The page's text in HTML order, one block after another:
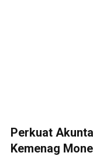
Perkuat
Kemenag